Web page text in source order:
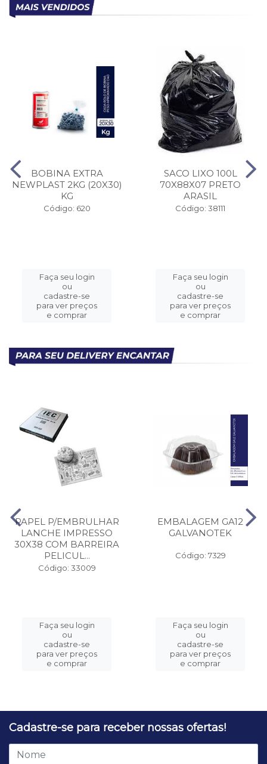
BOBINA EXTRA
NEWPLAST 2KG (20X30)
KG
Código: 620
Faça seu login
ou
cadastre-se
para ver preços
e comprar
SACO LIXO 100L
70X88X07 PRETO
ARASIL
Código: 38111
Faça seu login
ou
cadastre-se
para ver preços
e comprar
PAPEL P/EMBRULHAR
LANCHE IMPRESSO
30X38 COM BARREIRA
PELICUL...
Código: 33009
Faça seu login
ou
cadastre-se
para ver preços
e comprar
EMBALAGEM GA12
GALVANOTEK
Código: 7329
Faça seu login
ou
cadastre-se
para ver preços
e comprar
Cadastre-se para receber nossas ofertas!